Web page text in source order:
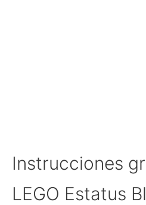
Instrucciones
LEGO Estatus